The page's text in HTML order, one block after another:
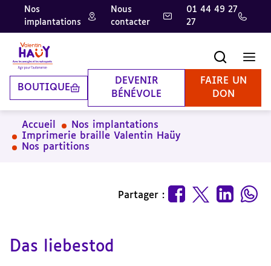
Aller
contenu
principal
Aller
pied
de
page
Aller
la
recherche
Nos
implantations
Nous
contacter
01 44 49 27
27
BOUTIQUE
DEVENIR
BÉNÉVOLE
FAIRE UN
DON
Accueil
Nos implantations
Imprimerie braille Valentin Haüy
Nos partitions
Partager :
Das liebestod